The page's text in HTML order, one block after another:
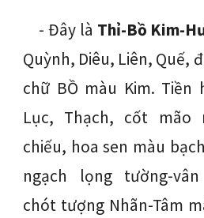
- Đây là Thỉ-Bồ Kim-
Quỳnh, Diêu, Liên, Quế,
chữ BỒ màu Kim. Tiền
Lục, Thạch, cốt mão
chiếu, hoa sen màu
ngạch lọng tường-
chót tượng Nhãn-Tâm